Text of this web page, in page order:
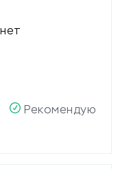
Рекомендую